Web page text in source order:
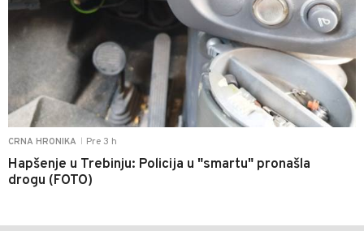
CRNA HRONIKA Pre 3 h
Hapšenje u Trebinju: Policija u "smartu" pronašla
drogu (FOTO)